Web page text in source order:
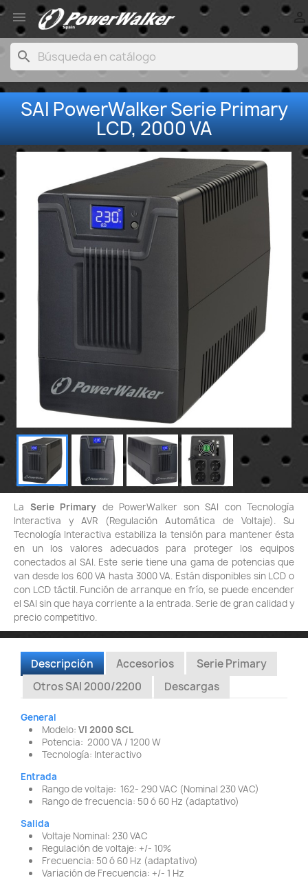
 
search
SAI PowerWalker Serie Primary
LCD, 2000 VA
La Serie Primary de PowerWalker son SAI con Tecnología
Interactiva y AVR (Regulación Automática de Voltaje). Su
Tecnología Interactiva estabiliza la tensión para mantener ésta
en un los valores adecuados para proteger los equipos
conectados al SAI. Este serie tiene una gama de potencias que
van desde los 600 VA hasta 3000 VA. Están disponibles sin LCD o
con LCD táctil. Función de arranque en frío, se puede encender
el SAI sin que haya corriente a la entrada. Serie de gran calidad y
precio competitivo.
Descripción Accesorios
Serie Primary
Otros SAI 2000/2200
Descargas
General
Modelo: VI 2000 SCL
Potencia: 2000 VA / 1200 W
Tecnología: Interactivo
Entrada
Rango de voltaje: 162- 290 VAC (Nominal 230 VAC)
Rango de frecuencia: 50 ó 60 Hz (adaptativo)
Salida
Voltaje Nominal: 230 VAC
Regulación de voltaje: +/- 10%
Frecuencia: 50 ó 60 Hz (adaptativo)
Variación de Frecuencia: +/- 1 Hz